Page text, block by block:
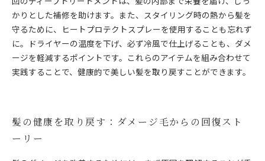
かりとした補修を助けます。また、スタイリング時の熱から髪を
守るために、ヒートプロテクトスプレーを使用することも忘れず
に。ドライヤーの温度を下げ、必ず冷風で仕上げることも、ダメ
ージを軽減するポイントです。これらのアイテムを組み合わせて
実践することで、健康的で美しい髪を取り戻すことができます。
髪の健康を取り戻す：ダメージ毛からの回復スト
ーリー